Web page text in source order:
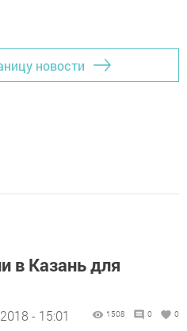
новости
в Казань для
- 15:01 1508 0 0